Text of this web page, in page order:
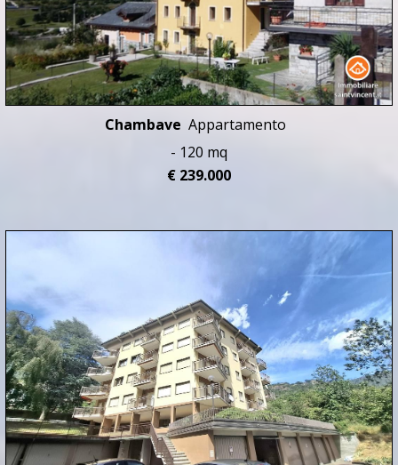
Chambave Appartamento
- 120 mq
€ 239.000